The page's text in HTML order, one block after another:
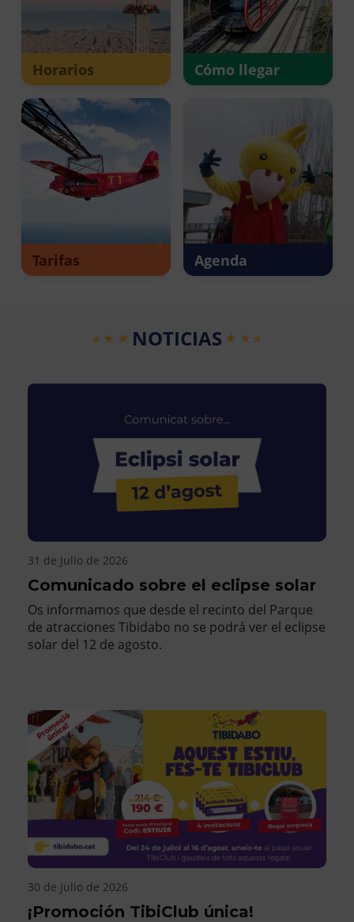
Horarios Cómo llegar
Tarifas Agenda
NOTICIAS
31 de Julio de 2026
Comunicado sobre el eclipse solar
Os informamos que desde el recinto del Parque
de atracciones Tibidabo no se podrá ver el eclipse
solar del 12 de agosto.
30 de Julio de 2026
¡Promoción TibiClub única!